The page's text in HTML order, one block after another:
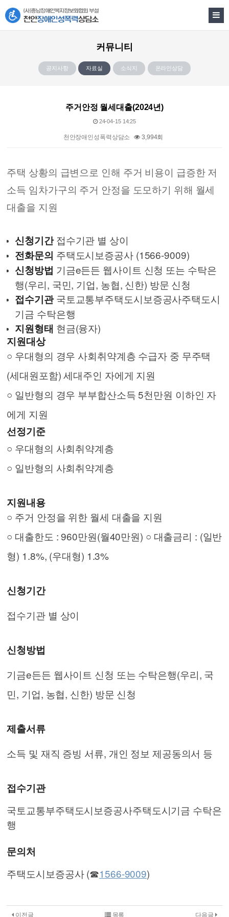
커뮤니티
공지사항 자료실 소식지 온라인상담
주거안정 월세대출(2024년)
24-04-15 14:25
천안장애인성폭력상담소 3,994회
주택 상황의 급변으로 인해 주거 비용이 급증한 저
소득 임차가구의 주거 안정을 도모하기 위해 월세
대출을 지원
신청기간접수기관 별 상이
전화문의 주택도시보증공사 (1566-9009)
신청방법 기금e든든 웹사이트 신청 또는 수탁은
행(우리, 국민, 기업, 농협, 신한) 방문 신청
접수기관국토교통부주택도시보증공사주택도시
기금 수탁은행
지원형태 현금(융자)
지원대상
○ 우대형의 경우 사회취약계층 수급자 중 무주택
(세대원포함) 세대주인 자에게 지원
○ 일반형의 경우 부부합산소득 5천만원 이하인 자
에게 지원
선정기준
○ 우대형의 사회취약계층
○ 일반형의 사회취약계층
지원내용
○ 주거 안정을 위한 월세 대출을 지원
○ 대출한도 : 960만원(월40만원) ○ 대출금리 : (일반
형) 1.8%, (우대형) 1.3%
신청기간
접수기관 별 상이
신청방법
기금e든든 웹사이트 신청 또는 수탁은행(우리, 국
민, 기업, 농협, 신한) 방문 신청
제출서류
소득 및 재직 증빙 서류, 개인 정보 제공동의서 등
접수기관
국토교통부주택도시보증공사주택도시기금 수탁은
행
문의처
주택도시보증공사 (☎1566-9009)
이전글 다음글
목록